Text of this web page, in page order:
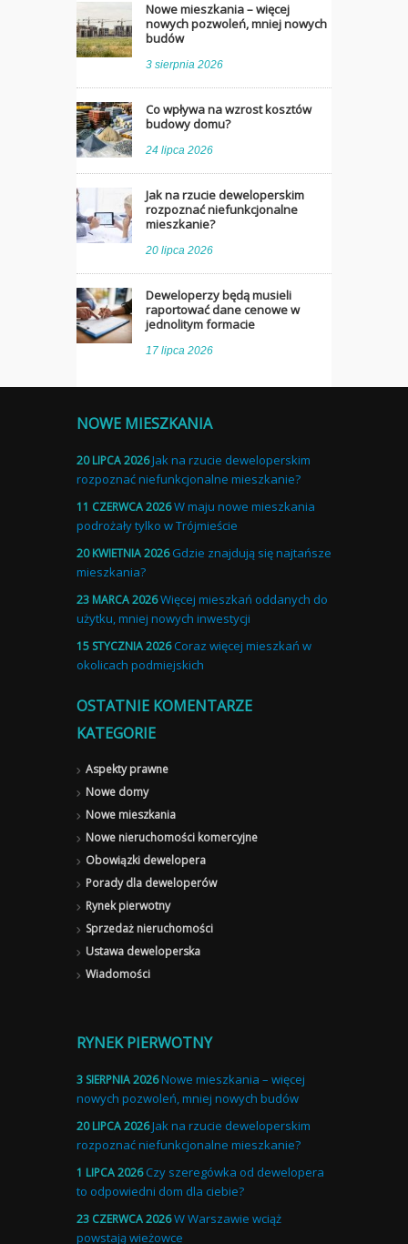
Nowe mieszkania – więcej
nowych pozwoleń, mniej nowych
budów
3 sierpnia 2026
Co wpływa na wzrost kosztów
budowy domu?
24 lipca 2026
Jak na rzucie deweloperskim
rozpoznać niefunkcjonalne
mieszkanie?
20 lipca 2026
Deweloperzy będą musieli
raportować dane cenowe w
jednolitym formacie
17 lipca 2026
NOWE MIESZKANIA
20 LIPCA 2026Jak na rzucie deweloperskim
rozpoznać niefunkcjonalne mieszkanie?
11 CZERWCA 2026W maju nowe mieszkania
podrożały tylko w Trójmieście
20 KWIETNIA 2026 Gdzie znajdują się najtańsze
mieszkania?
23 MARCA 2026Więcej mieszkań oddanych do
użytku, mniej nowych inwestycji
15 STYCZNIA 2026 Coraz więcej mieszkań w
okolicach podmiejskich
OSTATNIE KOMENTARZE
KATEGORIE
Aspekty prawne
Nowe domy
Nowe mieszkania
Nowe nieruchomości komercyjne
Obowiązki dewelopera
Porady dla deweloperów
Rynek pierwotny
Sprzedaż nieruchomości
Ustawa deweloperska
Wiadomości
RYNEK PIERWOTNY
3 SIERPNIA 2026Nowe mieszkania – więcej
nowych pozwoleń, mniej nowych budów
20 LIPCA 2026Jak na rzucie deweloperskim
rozpoznać niefunkcjonalne mieszkanie?
1 LIPCA 2026 Czy szeregówka od dewelopera
to odpowiedni dom dla ciebie?
23 CZERWCA 2026W Warszawie wciąż
powstają wieżowce